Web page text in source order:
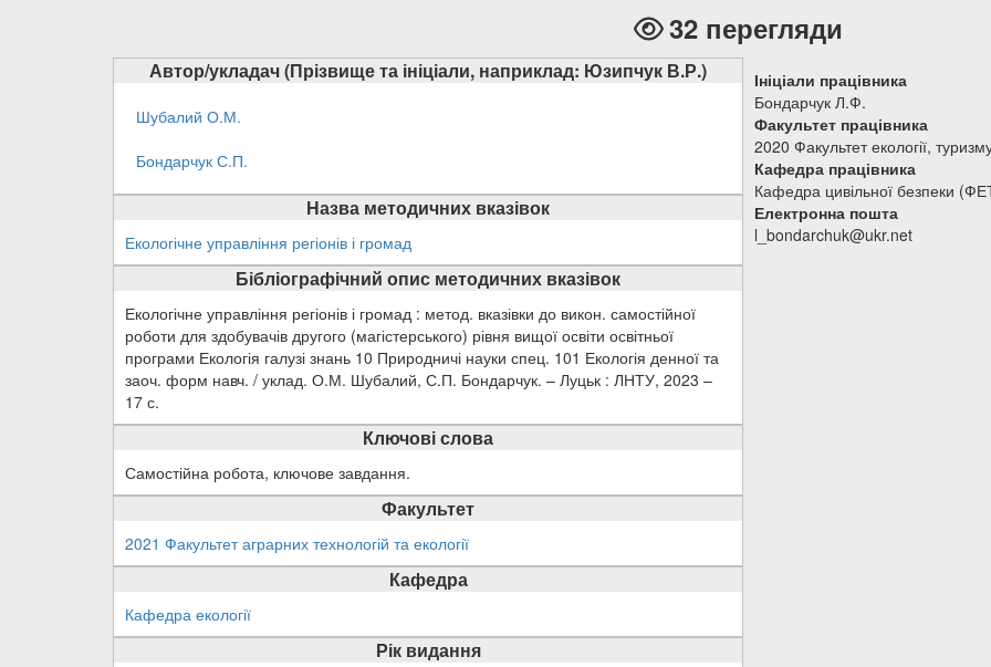
32 перегляди
Автор/укладач (Прізвище та ініціали, наприклад: Юзипчук В.Р.)
Шубалий О.М.
Бондарчук С.П.
Назва методичних вказівок
Екологічне управління регіонів і громад
Бібліографічний опис методичних вказівок
Екологічне управління регіонів і громад : метод. вказівки до викон. самостійної
роботи для здобувачів другого (магістерського) рівня вищої освіти освітньої
програми Екологія галузі знань 10 Природничі науки спец. 101 Екологія денної та
заоч. форм навч. / уклад. О.М. Шубалий, С.П. Бондарчук. – Луцьк : ЛНТУ, 2023 –
17 с.
Ключові слова
Самостійна робота, ключове завдання.
Факультет
2021 Факультет аграрних технологій та екології
Кафедра
Кафедра екології
Рік видання
Ініціали працівника
Бондарчук Л.Ф.
Факультет працівника
2020 Факультет екології,
Кафедра працівника
Кафедра цивільної безпеки
Електронна пошта
l_bondarchuk@ukr.net